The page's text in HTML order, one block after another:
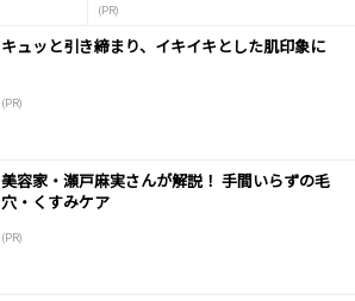
(PR)
キュッと引き締まり、イキイキとした肌印象に
(PR)
美容家・瀬戸麻実さんが解説！ 手間いらずの毛
穴・くすみケア
(PR)